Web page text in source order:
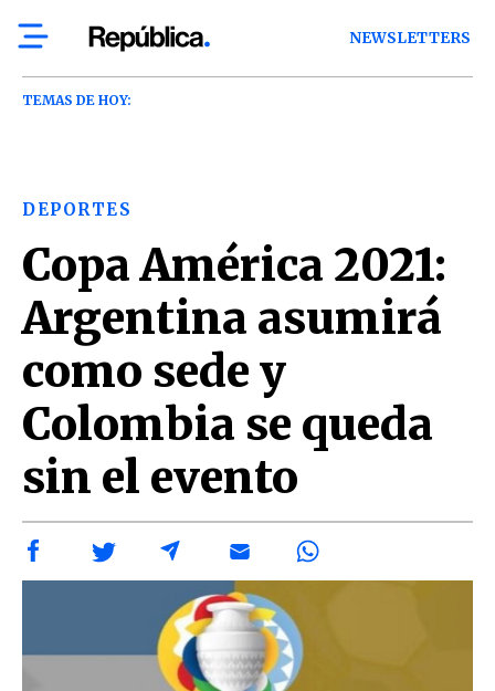
NEWSLETTERS
TEMAS DE HOY:
DEPORTES
Copa América 2021:
Argentina asumirá
como sede y
Colombia se queda
sin el evento